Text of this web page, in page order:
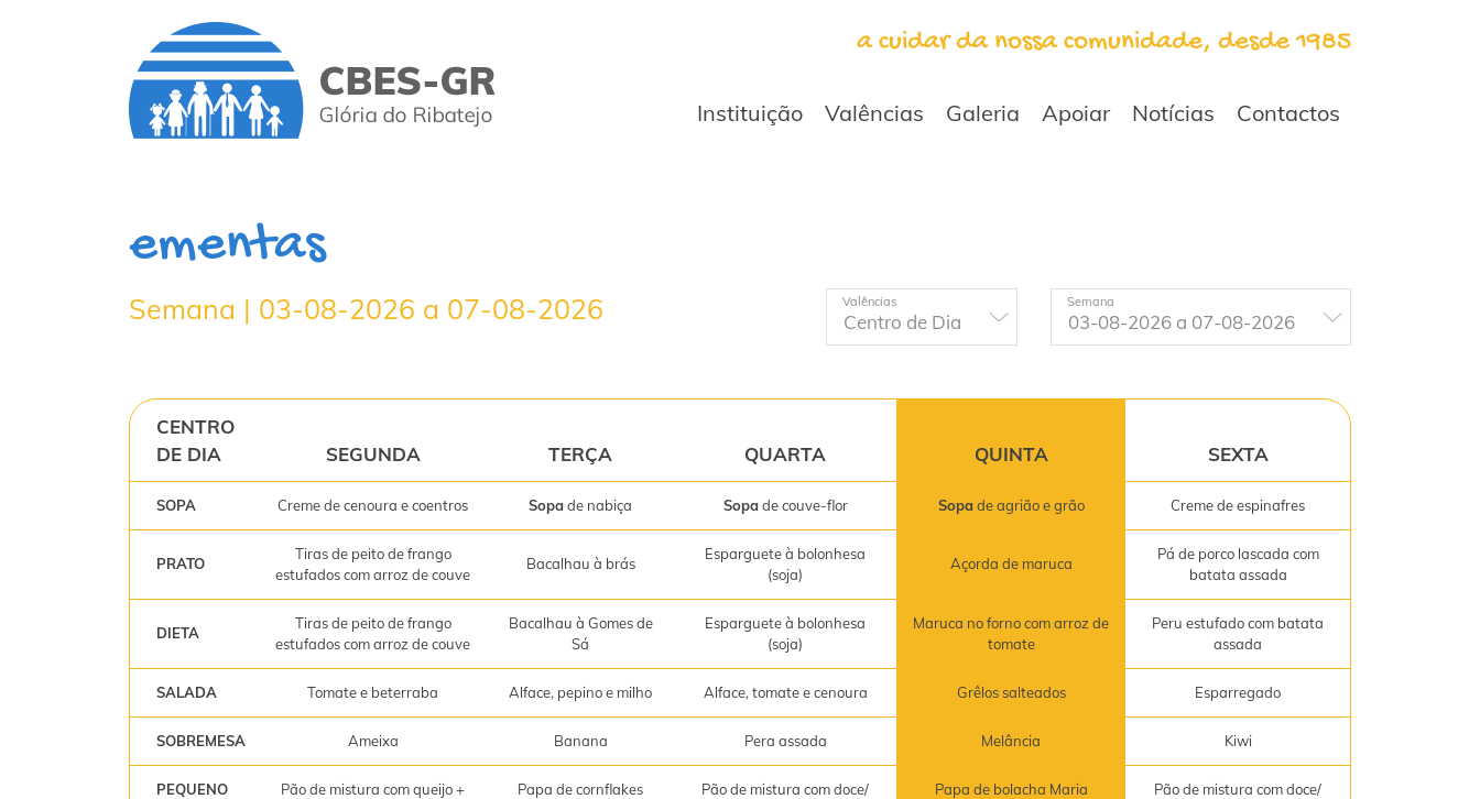
a cuidar da nossa comunidade, desde 1985
Instituição Valências Galeria Apoiar Notícias Contactos
ementas
Semana | 03-08-2026 a 07-08-2026 Valências Semana
CENTRO
DE DIA
SEGUNDA TERÇA QUARTA QUINTA SEXTA
SOPA Creme de cenoura e coentros Sopade nabiça Sopade couve-flor Sopade agrião e grão Creme de espinafres
PRATO
Tiras de peito de frango
estufados com arroz de couve
Bacalhau à brás
Esparguete à bolonhesa
(soja)
Açorda de maruca
Pá de porco lascada com
batata assada
DIETA
Tiras de peito de frango
estufados com arroz de couve
Bacalhau à Gomes de
Sá
Esparguete à bolonhesa
(soja)
Maruca no forno com arroz de
tomate
Peru estufado com batata
assada
SALADA Tomate e beterraba Alface, pepino e milho Alface, tomate e cenoura Grêlos salteados Esparregado
SOBREMESA Ameixa Banana Pera assada Melância Kiwi
PEQUENO
Pão de mistura com queijo +
Papa de cornflakes
Pão de mistura com doce/
Papa de bolacha Maria
Pão de mistura com doce/